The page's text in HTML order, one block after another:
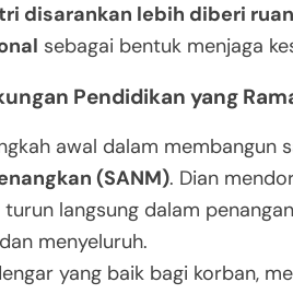
disarankan lebih diberi
sebagai bentuk menjaga
Pendidikan yang
awal dalam membangun
(SANM). Dian
langsung dalam
menyeluruh.
yang baik bagi korban,